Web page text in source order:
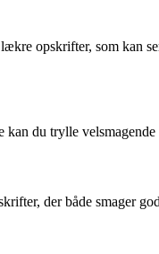
opskrifter, som kan
du trylle
der både smager